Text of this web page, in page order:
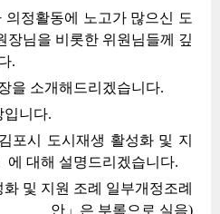
의정활동에 노고가 많으신 도
장님을 비롯한 위원님들께 깊
.
을 소개해드리겠습니다.
입니다.
포시 도시재생 활성화 및 지
에 대해 설명드리겠습니다.
및 지원 조례 일부개정조례
안」은 부록으로 실음)